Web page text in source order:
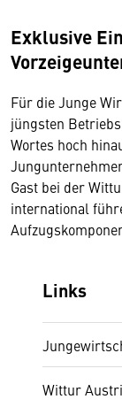
Exklusive
Für die Junge
jüngsten
Wortes hoch
Gast bei der
international
Links
Wittur